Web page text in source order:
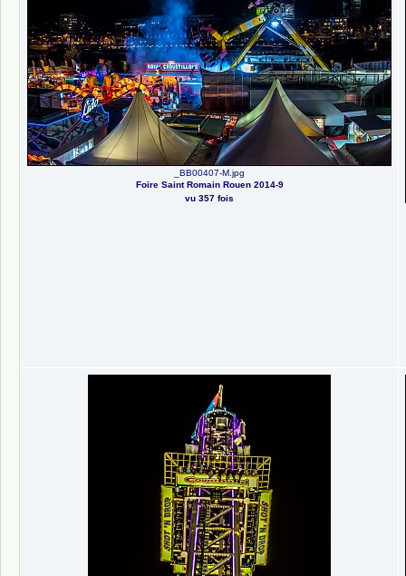
_BB00407-M.jpg
Foire Saint Romain Rouen 2014-9
vu 357 fois